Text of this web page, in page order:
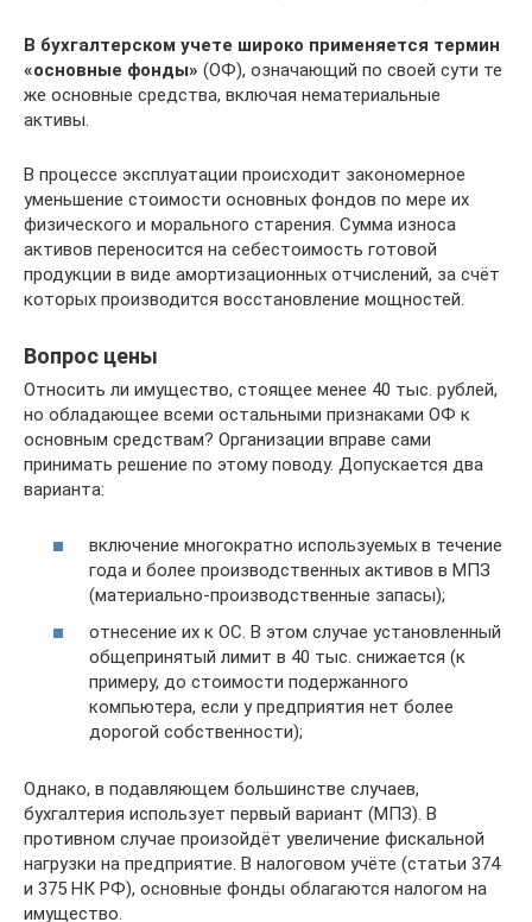
В бухгалтерском учете широко применяется термин
«основные фонды» (ОФ), означающий по своей сути те
же основные средства, включая нематериальные
активы.
В процессе эксплуатации происходит закономерное
уменьшение стоимости основных фондов по мере их
физического и морального старения. Сумма износа
активов переносится на себестоимость готовой
продукции в виде амортизационных отчислений, за счёт
которых производится восстановление мощностей.
Вопрос цены
Относить ли имущество, стоящее менее 40 тыс. рублей,
но обладающее всеми остальными признаками ОФ к
основным средствам? Организации вправе сами
принимать решение по этому поводу. Допускается два
варианта:
включение многократно используемых в течение
года и более производственных активов в МПЗ
(материально-производственные запасы);
отнесение их к ОС. В этом случае установленный
общепринятый лимит в 40 тыс. снижается (к
примеру, до стоимости подержанного
компьютера, если у предприятия нет более
дорогой собственности);
Однако, в подавляющем большинстве случаев,
бухгалтерия использует первый вариант (МПЗ). В
противном случае произойдёт увеличение фискальной
нагрузки на предприятие. В налоговом учёте (статьи 374
и 375 НК РФ), основные фонды облагаются налогом на
имущество.